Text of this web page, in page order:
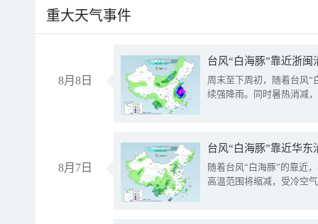
重大天气事件
8月8日
台风“白海豚”靠近浙
周末至下周初，随着台风“
续强降雨。同时暑热消减
8月7日
台风“白海豚”靠近华
随着台风“白海豚”的靠近
高温范围将缩减，受冷空